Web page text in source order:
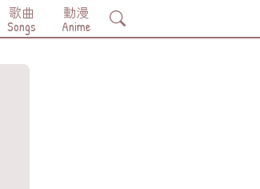
歌曲
Songs
動漫
Anime
Search